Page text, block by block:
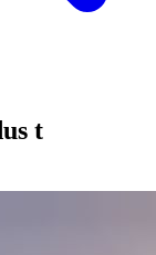
t